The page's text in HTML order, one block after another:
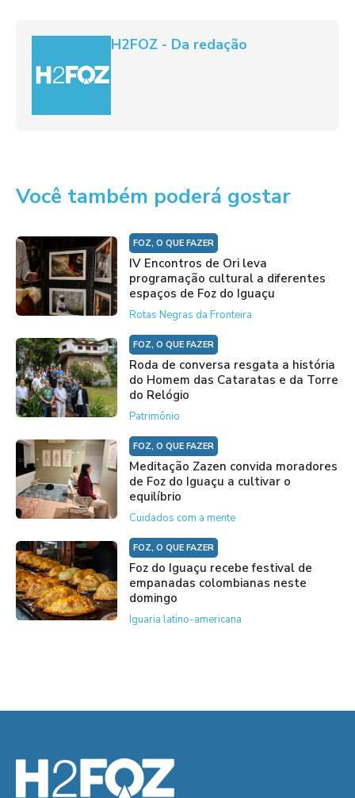
H2FOZ - Da redação
Você também poderá gostar
FOZ, O QUE FAZER
IV Encontros de Ori leva
programação cultural a diferentes
espaços de Foz do Iguaçu
Rotas Negras da Fronteira
FOZ, O QUE FAZER
Roda de conversa resgata a história
do Homem das Cataratas e da Torre
do Relógio
Patrimônio
FOZ, O QUE FAZER
Meditação Zazen convida moradores
de Foz do Iguaçu a cultivar o
equilíbrio
Cuidados com a mente
FOZ, O QUE FAZER
Foz do Iguaçu recebe festival de
empanadas colombianas neste
domingo
Iguaria latino-americana